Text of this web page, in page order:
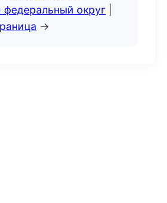
федеральный округ
→